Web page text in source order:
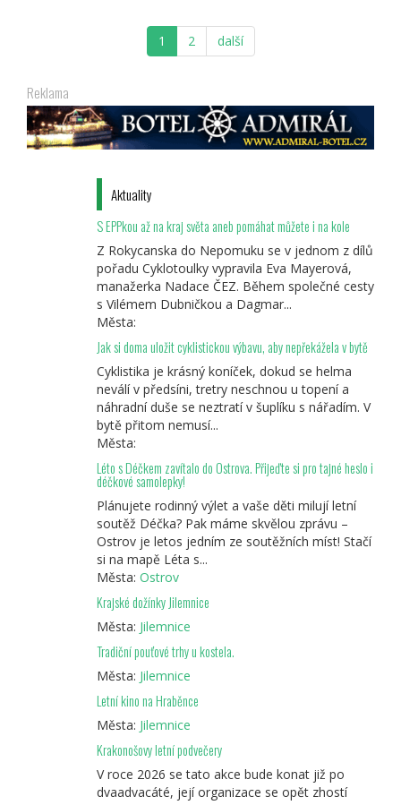
1 2 další
Reklama
Aktuality
S EPPkou až na kraj světa aneb pomáhat můžete i na kole
Z Rokycanska do Nepomuku se v jednom z dílů
pořadu Cyklotoulky vypravila Eva Mayerová,
manažerka Nadace ČEZ. Během společné cesty
s Vilémem Dubničkou a Dagmar...
Města:
Jak si doma uložit cyklistickou výbavu, aby nepřekážela v bytě
Cyklistika je krásný koníček, dokud se helma
neválí v předsíni, tretry neschnou u topení a
náhradní duše se neztratí v šuplíku s nářadím. V
bytě přitom nemusí...
Města:
Léto s Déčkem zavítalo do Ostrova. Přijeďte si pro tajné heslo i
déčkové samolepky!
Plánujete rodinný výlet a vaše děti milují letní
soutěž Déčka? Pak máme skvělou zprávu –
Ostrov je letos jedním ze soutěžních míst! Stačí
si na mapě Léta s...
Města: Ostrov
Krajské dožínky Jilemnice
Města: Jilemnice
Tradiční pouťové trhy u kostela.
Města: Jilemnice
Letní kino na Hraběnce
Města: Jilemnice
Krakonošovy letní podvečery
V roce 2026 se tato akce bude konat již po
dvaadvacáté, její organizace se opět zhostí